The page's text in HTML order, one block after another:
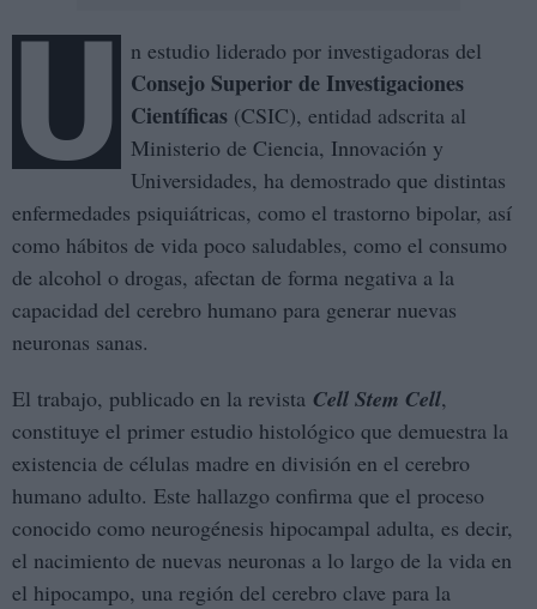
U n estudio liderado por investigadoras del
Consejo Superior de Investigaciones
Científicas (CSIC), entidad adscrita al
Ministerio de Ciencia, Innovación y
Universidades, ha demostrado que distintas
enfermedades psiquiátricas, como el trastorno bipolar, así
como hábitos de vida poco saludables, como el consumo
de alcohol o drogas, afectan de forma negativa a la
capacidad del cerebro humano para generar nuevas
neuronas sanas.
El trabajo, publicado en la revista Cell Stem Cell,
constituye el primer estudio histológico que demuestra la
existencia de células madre en división en el cerebro
humano adulto. Este hallazgo confirma que el proceso
conocido como neurogénesis hipocampal adulta, es decir,
el nacimiento de nuevas neuronas a lo largo de la vida en
el hipocampo, una región del cerebro clave para la